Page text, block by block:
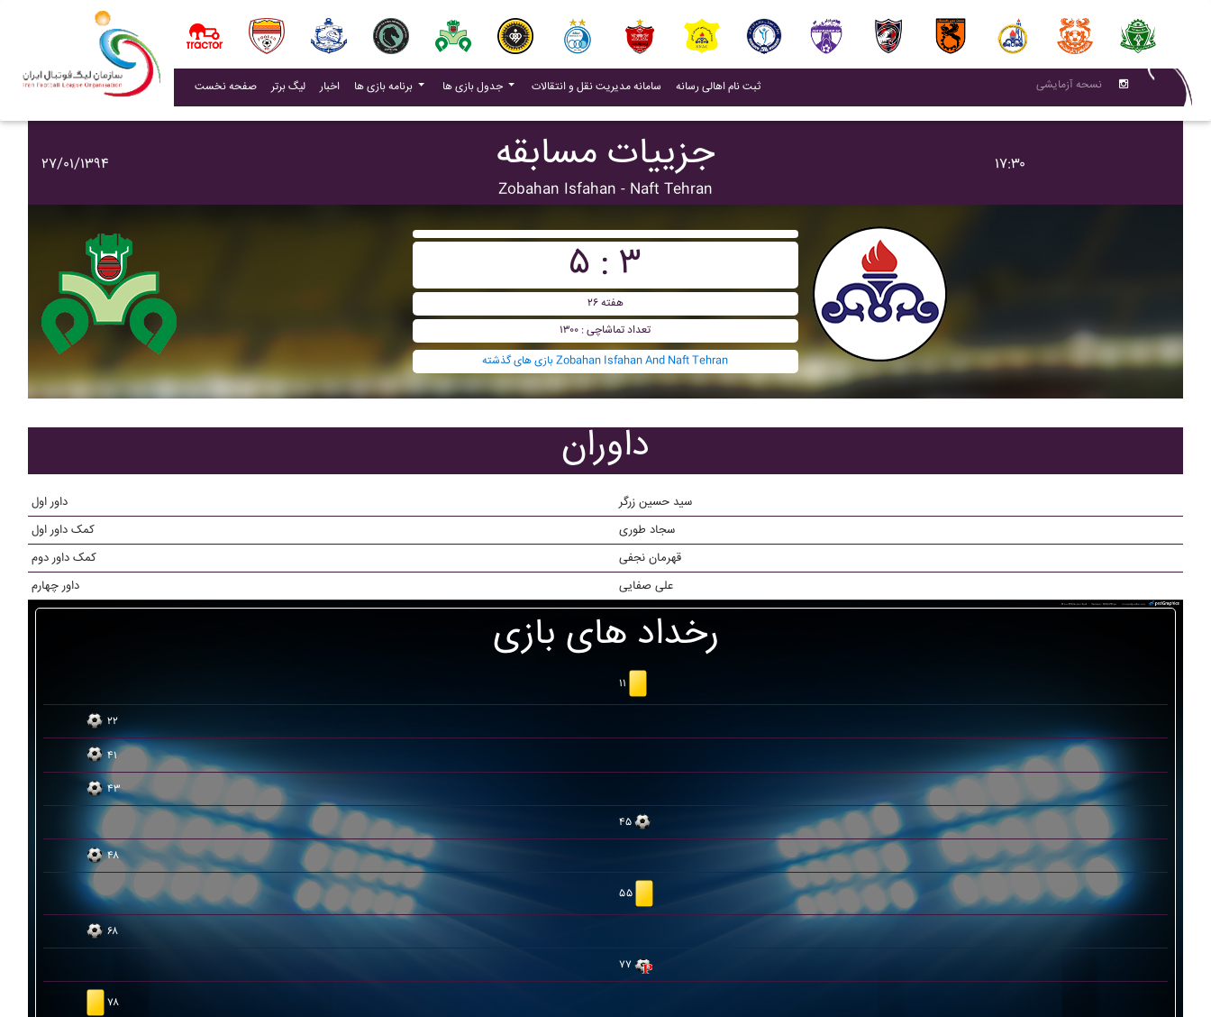
صفحه نخست لیگ برتر اخبار(current) برنامه بازی ها جدول بازی ها سامانه مدیریت نقل و انتقالات (current)
ثبت نام اهالی رسانه(current) نسحه آزمایشی
۲۷/۰۱/۱۳۹۴ جزییات مسابقه
Zobahan Isfahan - Naft Tehran
۱۷:۳۰
۵ : ۳
هفته ۲۶
تعداد تماشاچی : ۱۳۰۰
بازی های گذشته Zobahan Isfahan And Naft Tehran
داوران
داور اول
سید حسین زرگر
کمک داور اول
سجاد طوری
کمک داور دوم
قهرمان نجفی
داور چهارم
علی صفایی
رخداد های بازی
۱۱
۲۲
۴۱
۴۳
۴۵
۴۸
۵۵
۶۸
۷۷
۷۸